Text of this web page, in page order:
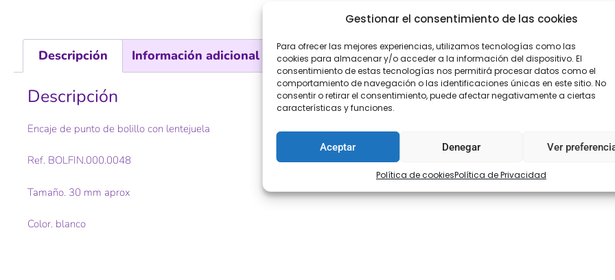
Gestionar el consentimiento de las cookies
Para ofrecer las mejores experiencias, utilizamos tecnologías como las
cookies para almacenar y/o acceder a la información del dispositivo. El
consentimiento de estas tecnologías nos permitirá procesar datos como el
comportamiento de navegación o las identificaciones únicas en este sitio. No
consentir o retirar el consentimiento, puede afectar negativamente a ciertas
características y funciones.
Aceptar Denegar Ver
Política de cookiesPolítica de Privacidad
Descripción Información adicional
Descripción
Encaje de punto de bolillo con lentejuela
Ref. BOLFIN.000.0048
Tamaño. 30 mm aprox
Color. blanco